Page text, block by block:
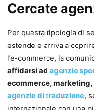
Cercate
Per questa tipologia di
estende e arriva a
l’e-commerce, la
affidarsi ad agenzie
ecommerce,
agenzie di traduzione,